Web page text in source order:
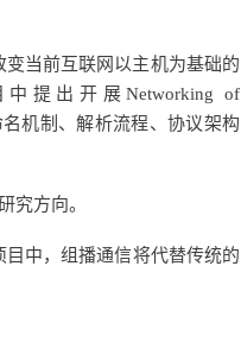
当前互联网以主机为基础的
提出开展Networking of
机制、解析流程、协议架构
究方向。
目中，组播通信将代替传统的